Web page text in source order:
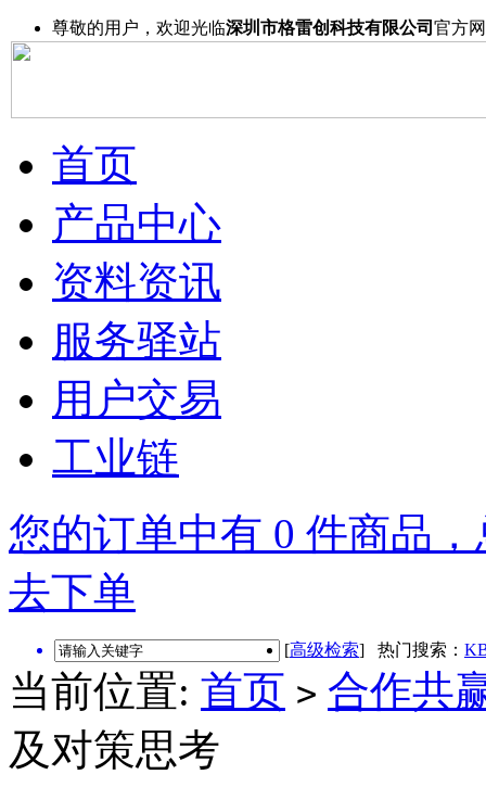
尊敬的用户，欢迎光临深圳市格雷创科技有限公司 官方
首页
产品中心
资料资讯
服务驿站
用户交易
工业链
您的订单中有 0 件商品
去下单
[高级检索] 热门搜索：
当前位置: 首页 > 合作共
及对策思考